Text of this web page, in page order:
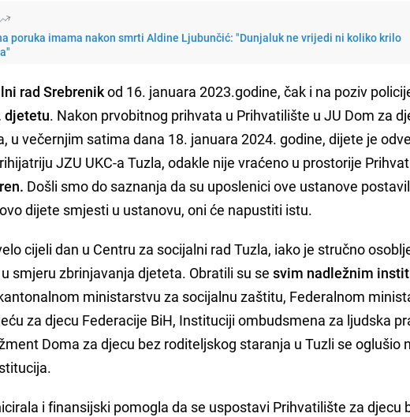
poruka imama nakon smrti Aldine Ljubunčić: "Dunjaluk ne vrijedi ni koliko krilo
rad Srebrenikod 16. januara 2023.godine, čak i na poziv
djetetu. Nakon prvobitnog prihvata u Prihvatilište u JU Dom za
u večernjim satima dana 18. januara 2024. godine, dijete je
JZU UKC-a Tuzla, odakle nije vraćeno u prostorije
Došli smo do saznanja da su uposlenici ove ustanove
dijete smjesti u ustanovu, oni će napustiti istu.
cijeli dan u Centru za socijalni rad Tuzla, iako je stručno
smjeru zbrinjavanja djeteta. Obratili su se svim nadležnim
ministarstvu za socijalnu zaštitu, Federalnom
za djecu Federacije BiH, Instituciji ombudsmena za ljudska
Doma za djecu bez roditeljskog staranja u Tuzli se oglušio
i finansijski pomogla da se uspostavi Prihvatilište za djecu